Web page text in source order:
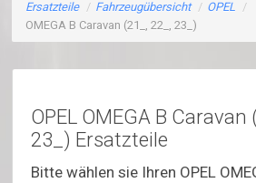
Ersatzteile / Fahrzeugübersicht / OPEL /
OMEGA B Caravan (21_, 22_, 23_)
OPEL OMEGA B Caravan
23_) Ersatzteile
Bitte wählen sie Ihren OPEL